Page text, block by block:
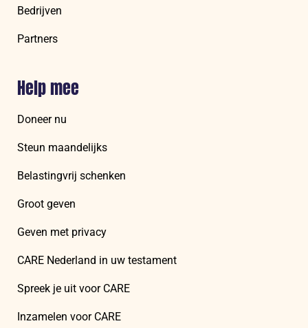
Bedrijven
Partners
Help mee
Doneer nu
Steun maandelijks
Belastingvrij schenken
Groot geven
Geven met privacy
CARE Nederland in uw testament
Spreek je uit voor CARE
Inzamelen voor CARE